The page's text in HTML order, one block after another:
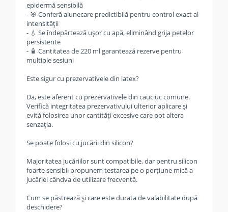
epidermă sensibilă
- 🎯 Conferă alunecare predictibilă pentru control exact al
intensității
- 💧 Se îndepărtează ușor cu apă, eliminând grija petelor
persistente
- 🧴 Cantitatea de 220 ml garantează rezerve pentru
multiple sesiuni
Este sigur cu prezervativele din latex?
Da, este aferent cu prezervativele din cauciuc comune.
Verifică integritatea prezervativului ulterior aplicare și
evită folosirea unor cantități excesive care pot altera
senzația.
Se poate folosi cu jucării din silicon?
Majoritatea jucăriilor sunt compatibile, dar pentru silicon
foarte sensibil propunem testarea pe o porțiune mică a
jucăriei cândva de utilizare frecventă.
Cum se păstrează și care este durata de valabilitate după
deschidere?